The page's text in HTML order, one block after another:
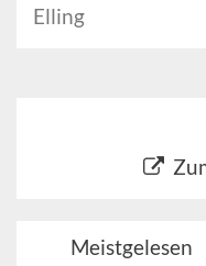
Elling
Meistgelesen